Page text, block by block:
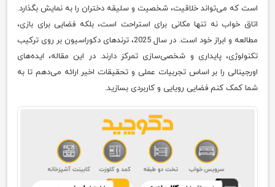
است که می‌تواند خلاقیت، شخصیت و سلیقه دختران را به نمایش بگذارد.
اتاق خواب نه تنها مکانی برای استراحت است، بلکه فضایی برای بازی،
مطالعه و ابراز خود است. در سال 2025، ترندهای دکوراسیون بر روی ترکیب
تکنولوژی، پایداری و شخصی‌سازی تمرکز دارند. در این مقاله، ایده‌های
اورجینالی را بر اساس تجربیات عملی و تحقیقات اخیر ارائه می‌دهم تا به
شما کمک کنم فضایی رویایی و کاربردی بسازید.